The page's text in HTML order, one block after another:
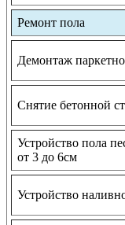
Ремонт пола
Демонтаж
Снятие бетонной
Устройство пола
от 3 до 6см
Устройство